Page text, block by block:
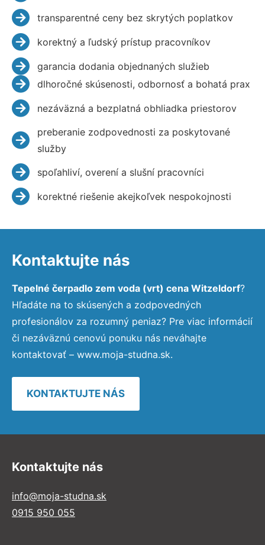
transparentné ceny bez skrytých poplatkov
korektný a ľudský prístup pracovníkov
garancia dodania objednaných služieb
dlhoročné skúsenosti, odbornosť a bohatá prax
nezáväzná a bezplatná obhliadka priestorov
preberanie zodpovednosti za poskytované
služby
spoľahliví, overení a slušní pracovníci
korektné riešenie akejkoľvek nespokojnosti
Kontaktujte nás
Tepelné čerpadlo zem voda (vrt) cena Witzeldorf?
Hľadáte na to skúsených a zodpovedných
profesionálov za rozumný peniaz? Pre viac informácií
či nezáväznú cenovú ponuku nás neváhajte
kontaktovať – www.moja-studna.sk.
KONTAKTUJTE NÁS
Kontaktujte nás
info@moja-studna.sk
0915 950 055